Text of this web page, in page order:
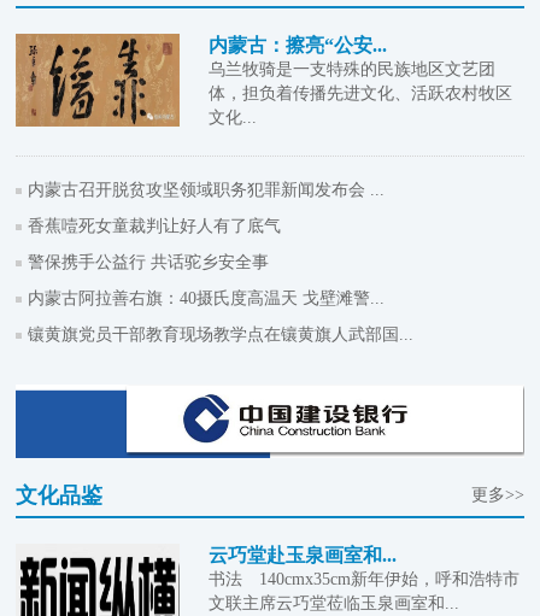
内蒙古：擦亮“公安...
乌兰牧骑是一支特殊的民族地区文艺团
体，担负着传播先进文化、活跃农村牧区
文化...
内蒙古召开脱贫攻坚领域职务犯罪新闻发布会 ...
香蕉噎死女童裁判让好人有了底气
警保携手公益行 共话驼乡安全事
内蒙古阿拉善右旗：40摄氏度高温天 戈壁滩警...
镶黄旗党员干部教育现场教学点在镶黄旗人武部国...
文化品鉴 更多>>
云巧堂赴玉泉画室和...
书法 140cmx35cm新年伊始，呼和浩特市
文联主席云巧堂莅临玉泉画室和...